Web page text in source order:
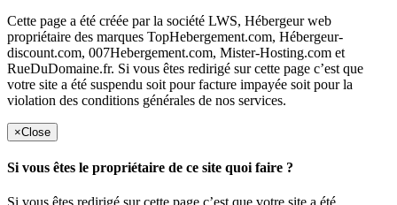
Cette page a été créée par la société LWS, Hébergeur web
propriétaire des marques TopHebergement.com, Hébergeur-
discount.com, 007Hebergement.com, Mister-Hosting.com et
RueDuDomaine.fr. Si vous êtes redirigé sur cette page c’est que
votre site a été suspendu soit pour facture impayée soit pour la
violation des conditions générales de nos services.
×Close
Si vous êtes le propriétaire de ce site quoi faire ?